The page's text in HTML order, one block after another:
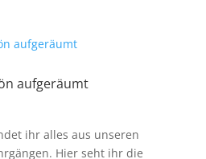
aufgeräumt
ihr alles aus unseren
Hier seht ihr die